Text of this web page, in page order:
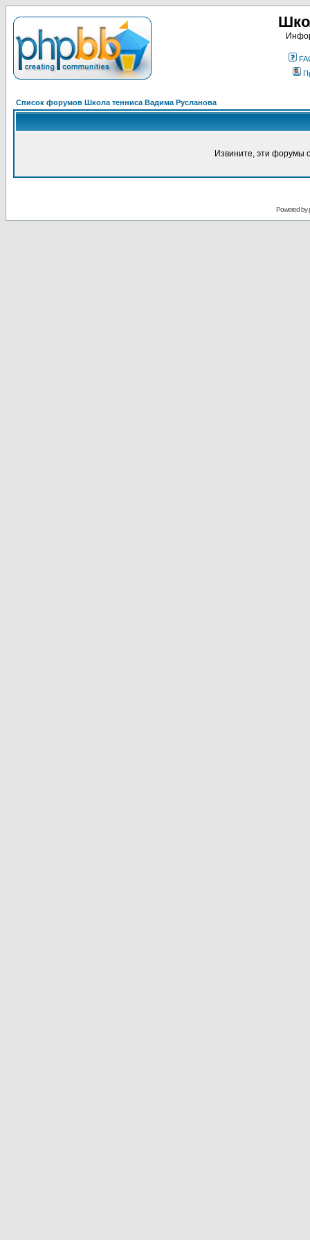
Список форумов Школа тенниса Вадима Русланова
Извините, эти форумы
Powered by